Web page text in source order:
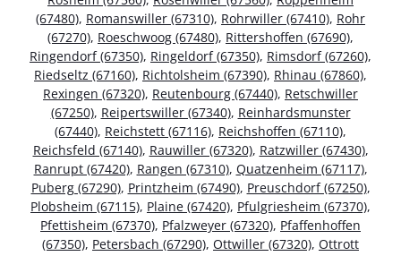
(67480), Romanswiller (67310), Rohrwiller (67410), Rohr
(67270), Roeschwoog (67480), Rittershoffen (67690),
Ringendorf (67350), Ringeldorf (67350), Rimsdorf (67260),
Riedseltz (67160), Richtolsheim (67390), Rhinau (67860),
Rexingen (67320), Reutenbourg (67440), Retschwiller
(67250), Reipertswiller (67340), Reinhardsmunster
(67440), Reichstett (67116), Reichshoffen (67110),
Reichsfeld (67140), Rauwiller (67320), Ratzwiller (67430),
Ranrupt (67420), Rangen (67310), Quatzenheim (67117),
Puberg (67290), Printzheim (67490), Preuschdorf (67250),
Plobsheim (67115), Plaine (67420), Pfulgriesheim (67370),
Pfettisheim (67370), Pfalzweyer (67320), Pfaffenhoffen
(67350), Petersbach (67290), Ottwiller (67320), Ottrott